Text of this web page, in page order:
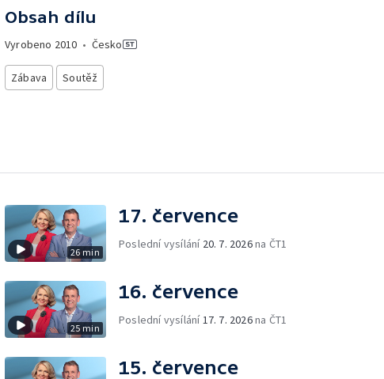
Obsah dílu
Vyrobeno 2010 • Česko
Zábava Soutěž
26 min
17. července
Poslední vysílání 20. 7. 2026na ČT1
25 min
16. července
Poslední vysílání 17. 7. 2026na ČT1
15. července